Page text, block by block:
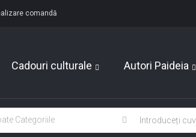
comandă
Cadouri culturale Autori Paideia